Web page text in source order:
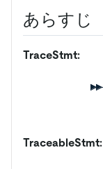
あらすじ
TraceStmt:
TraceableStmt: